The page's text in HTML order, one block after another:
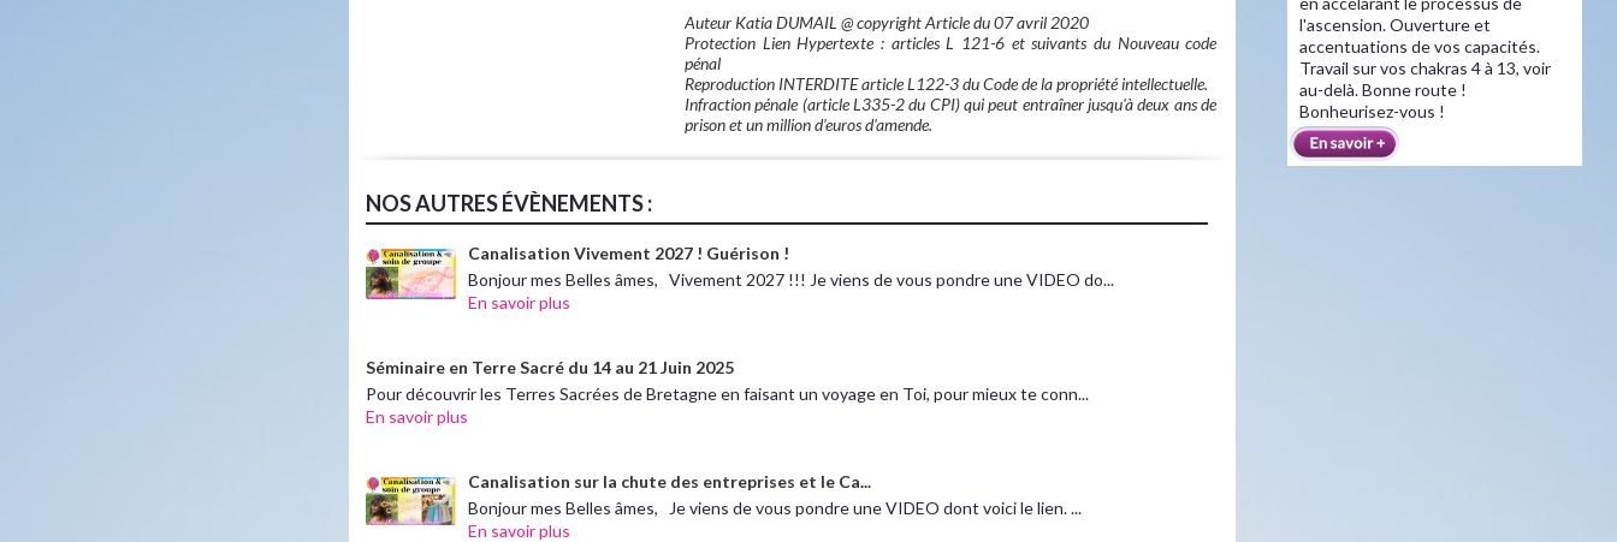
Auteur Katia DUMAIL @ copyright Article du 07 avril 2020
Protection Lien Hypertexte : articles L 121-6 et suivants du Nouveau code
pénal
Reproduction INTERDITE article L122-3 du Code de la propriété intellectuelle.
Infraction pénale (article L335-2 du CPI) qui peut entraîner jusqu'à deux ans de
prison et un million d’euros d'amende.
NOS AUTRES ÉVÈNEMENTS :
Canalisation Vivement 2027 ! Guérison !
Bonjour mes Belles âmes, Vivement 2027 !!! Je viens de vous pondre une VIDEO do...
En savoir plus
Séminaire en Terre Sacré du 14 au 21 Juin 2025
Pour découvrir les Terres Sacrées de Bretagne en faisant un voyage en Toi, pour mieux te conn...
En savoir plus
Canalisation sur la chute des entreprises et le Ca...
Bonjour mes Belles âmes, Je viens de vous pondre une VIDEO dont voici le lien. ...
En savoir plus
l'ascension. Ouverture et
accentuations de vos capacités.
Travail sur vos chakras 4 à 13, voir
au-delà. Bonne route !
Bonheurisez-vous !